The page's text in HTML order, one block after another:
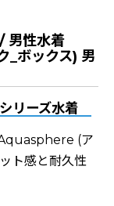
男性水着
_ボックス) 男
リーズ水着
(ア
ト感と耐久性